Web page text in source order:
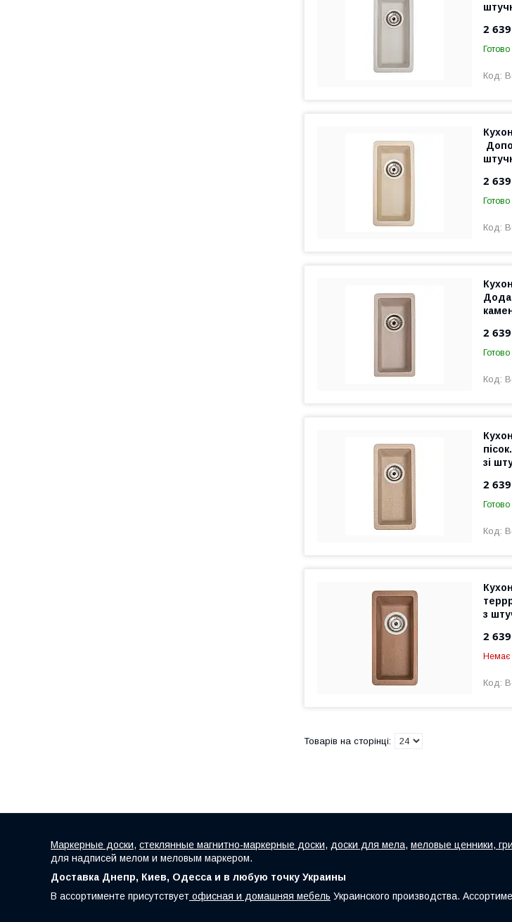
2
2
2
зі
2
з
2
Немає
Маркерные доски, стеклянные магнитно-маркерные доски, доски для мела, меловые ценники,
для надписей мелом и меловым маркером.
Доставка Днепр, Киев, Одесса и в любую точку Украины
В ассортименте присутствует офисная и домашняя мебель Украинского производства.